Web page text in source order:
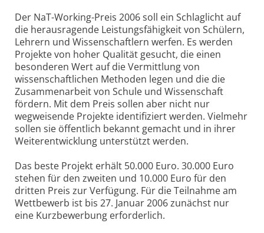
Der NaT-Working-Preis 2006 soll ein Schlaglicht auf
die herausragende Leistungsfähigkeit von Schülern,
Lehrern und Wissenschaftlern werfen. Es werden
Projekte von hoher Qualität gesucht, die einen
besonderen Wert auf die Vermittlung von
wissenschaftlichen Methoden legen und die die
Zusammenarbeit von Schule und Wissenschaft
fördern. Mit dem Preis sollen aber nicht nur
wegweisende Projekte identifiziert werden. Vielmehr
sollen sie öffentlich bekannt gemacht und in ihrer
Weiterentwicklung unterstützt werden.
Das beste Projekt erhält 50.000 Euro. 30.000 Euro
stehen für den zweiten und 10.000 Euro für den
dritten Preis zur Verfügung. Für die Teilnahme am
Wettbewerb ist bis 27. Januar 2006 zunächst nur
eine Kurzbewerbung erforderlich.